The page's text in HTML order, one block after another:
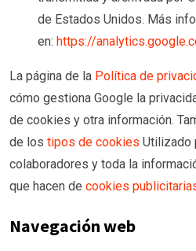
de Estados Unidos. Más
en: https://
La página de la Política de
cómo gestiona Google la
de cookies y otra información.
de los tipos de cookies Utilizado
colaboradores y toda la
que hacen de cookies
Navegación web